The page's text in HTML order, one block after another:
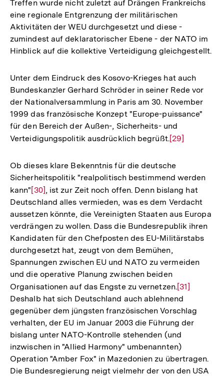
Treffen wurde nicht zuletzt auf Drängen Frankreichs
eine regionale Entgrenzung der militärischen
Aktivitäten der WEU durchgesetzt und diese -
zumindest auf deklaratorischer Ebene - der NATO im
Hinblick auf die kollektive Verteidigung gleichgestellt.
Unter dem Eindruck des Kosovo-Krieges hat auch
Bundeskanzler Gerhard Schröder in seiner Rede vor
der Nationalversammlung in Paris am 30. November
1999 das französische Konzept "Europe-puissance"
für den Bereich der Außen-, Sicherheits- und
Verteidigungspolitik ausdrücklich begrüßt.Zur
der
Fußnote
[29]
Ob dieses klare Bekenntnis für die deutsche
Sicherheitspolitik "realpolitisch bestimmend werden
kann"Zur
Auflösung
der
Fußnote
[30], ist zur Zeit noch offen. Denn bislang hat
Deutschland alles vermieden, was es dem Verdacht
aussetzen könnte, die Vereinigten Staaten aus Europa
verdrängen zu wollen. Dass die Bundesrepublik ihren
Kandidaten für den Chefposten des EU-Militärstabs
durchgesetzt hat, zeugt von dem Bemühen,
Spannungen zwischen EU und NATO zu vermeiden
und die operative Planung zwischen beiden
Organisationen auf das Engste zu vernetzen.Zur
Auflösung
der
Fußnote
[31]
Deshalb hat sich Deutschland auch ablehnend
gegenüber dem jüngsten französischen Vorschlag
verhalten, der EU im Januar 2003 die Führung der
bislang unter NATO-Kontrolle stehenden (und
inzwischen in "Allied Harmony" umbenannten)
Operation "Amber Fox" in Mazedonien zu übertragen.
Die Bundesregierung neigt vielmehr der von den USA